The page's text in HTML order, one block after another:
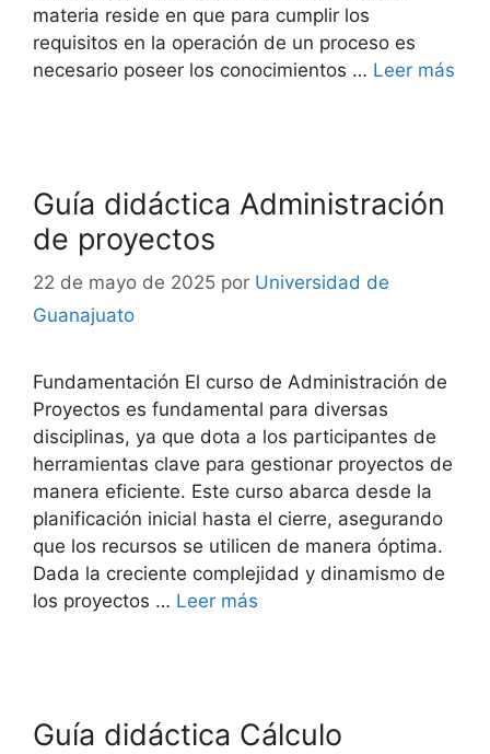
materia reside en que para cumplir los
requisitos en la operación de un proceso es
necesario poseer los conocimientos … Leer más
Guía didáctica Administración
de proyectos
22 de mayo de 2025 por Universidad de
Guanajuato
Fundamentación El curso de Administración de
Proyectos es fundamental para diversas
disciplinas, ya que dota a los participantes de
herramientas clave para gestionar proyectos de
manera eficiente. Este curso abarca desde la
planificación inicial hasta el cierre, asegurando
que los recursos se utilicen de manera óptima.
Dada la creciente complejidad y dinamismo de
los proyectos … Leer más
Guía didáctica Cálculo